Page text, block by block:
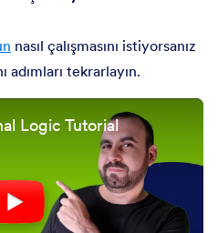
nasıl çalışmasını istiyorsanız
tekrarlayın.
Logic Tutorial